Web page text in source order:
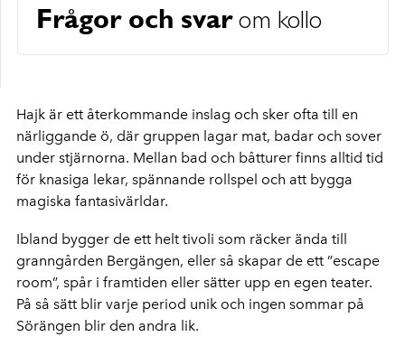
Frågor och svarom kollo
Hajk är ett återkommande inslag och sker ofta till en
närliggande ö, där gruppen lagar mat, badar och sover
under stjärnorna. Mellan bad och båtturer finns alltid tid
för knasiga lekar, spännande rollspel och att bygga
magiska fantasivärldar.
Ibland bygger de ett helt tivoli som räcker ända till
granngården Bergängen, eller så skapar de ett ”escape
room”, spår i framtiden eller sätter upp en egen teater.
På så sätt blir varje period unik och ingen sommar på
Sörängen blir den andra lik.